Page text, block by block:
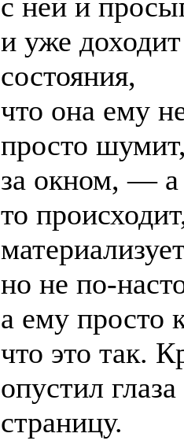
и уже
состояния,
что она ему
просто
за окном, — а
то
но не по-
а ему просто
что это так.
опустил
страницу.